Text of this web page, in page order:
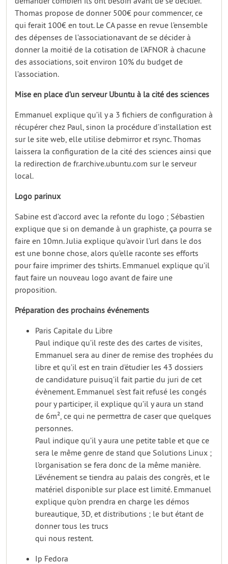
Thomas propose de donner 500€ pour commencer, ce
qui ferait 100€ en tout. Le CA passe en revue l’ensemble
des dépenses de l’associationavant de se décider à
donner la moitié de la cotisation de l’AFNOR à chacune
des associations, soit environ 10% du budget de
l’association.
Mise en place d’un serveur Ubuntu à la cité des sciences
Emmanuel explique qu’il y a 3 fichiers de configuration à
récupérer chez Paul, sinon la procédure d’installation est
sur le site web, elle utilise debmirror et rsync. Thomas
laissera la configuration de la cité des sciences ainsi que
la redirection de fr.archive.ubuntu.com sur le serveur
local.
Logo parinux
Sabine est d’accord avec la refonte du logo ; Sébastien
explique que si on demande à un graphiste, ça pourra se
faire en 10mn. Julia explique qu’avoir l’url dans le dos
est une bonne chose, alors qu’elle raconte ses efforts
pour faire imprimer des tshirts. Emmanuel explique qu’il
faut faire un nouveau logo avant de faire une
proposition.
Préparation des prochains événements
Paris Capitale du Libre
Paul indique qu’il reste des des cartes de visites,
Emmanuel sera au diner de remise des trophées du
libre et qu’il est en train d’étudier les 43 dossiers
de candidature puisuq’il fait partie du juri de cet
évènement. Emmanuel s’est fait refusé les congés
pour y participer, il explique qu’il y aura un stand
de 6m², ce qui ne permettra de caser que quelques
personnes.
Paul indique qu’il y aura une petite table et que ce
sera le même genre de stand que Solutions Linux ;
l’organisation se fera donc de la même manière.
L’événement se tiendra au palais des congrès, et le
matériel disponible sur place est limité. Emmanuel
explique qu’on prendra en charge les démos
bureautique, 3D, et distributions ; le but étant de
donner tous les trucs
qui nous restent.
Ip Fedora